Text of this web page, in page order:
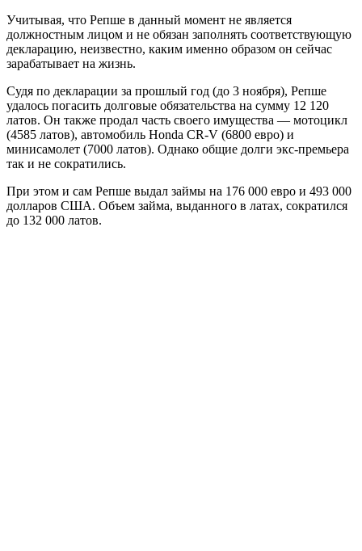
Учитывая, что Репше в данный момент не является
должностным лицом и не обязан заполнять соответствующую
декларацию, неизвестно, каким именно образом он сейчас
зарабатывает на жизнь.
Судя по декларации за прошлый год (до 3 ноября), Репше
удалось погасить долговые обязательства на сумму 12 120
латов. Он также продал часть своего имущества — мотоцикл
(4585 латов), автомобиль Honda CR-V (6800 евро) и
минисамолет (7000 латов). Однако общие долги экс-премьера
так и не сократились.
При этом и сам Репше выдал займы на 176 000 евро и 493 000
долларов США. Объем займа, выданного в латах, сократился
до 132 000 латов.